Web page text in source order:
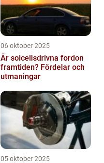
06 oktober 2025
Är solcellsdrivna fordon
framtiden? Fördelar och
utmaningar
05 oktober 2025